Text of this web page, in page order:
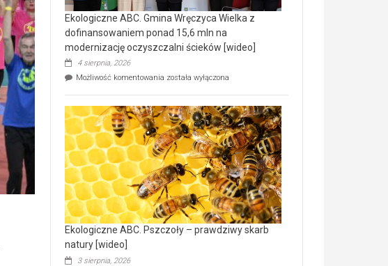
Ekologiczne ABC. Gmina Wręczyca Wielka z
dofinansowaniem ponad 15,6 mln na
modernizację oczyszczalni ścieków [wideo]
4 sierpnia, 2026
Możliwość komentowania Ekologiczne
Wręczyca
Wielka
z
dofinansowaniem
ponad
15,6
mln
na
modernizację
oczyszczalni
ścieków
[wideo]
została wyłączona
Ekologiczne ABC. Pszczoły – prawdziwy skarb
natury [wideo]
3 sierpnia, 2026